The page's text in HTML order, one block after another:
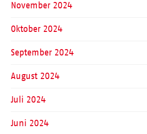
November 2024
Oktober 2024
September 2024
August 2024
Juli 2024
Juni 2024